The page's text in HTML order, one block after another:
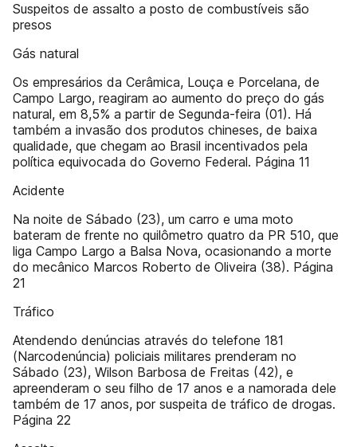
Suspeitos de assalto a posto de combustíveis são
presos
Gás natural
Os empresários da Cerâmica, Louça e Porcelana, de
Campo Largo, reagiram ao aumento do preço do gás
natural, em 8,5% a partir de Segunda-feira (01). Há
também a invasão dos produtos chineses, de baixa
qualidade, que chegam ao Brasil incentivados pela
política equivocada do Governo Federal. Página 11
Acidente
Na noite de Sábado (23), um carro e uma moto
bateram de frente no quilômetro quatro da PR 510, que
liga Campo Largo a Balsa Nova, ocasionando a morte
do mecânico Marcos Roberto de Oliveira (38). Página
21
Tráfico
Atendendo denúncias através do telefone 181
(Narcodenúncia) policiais militares prenderam no
Sábado (23), Wilson Barbosa de Freitas (42), e
apreenderam o seu filho de 17 anos e a namorada dele
também de 17 anos, por suspeita de tráfico de drogas.
Página 22